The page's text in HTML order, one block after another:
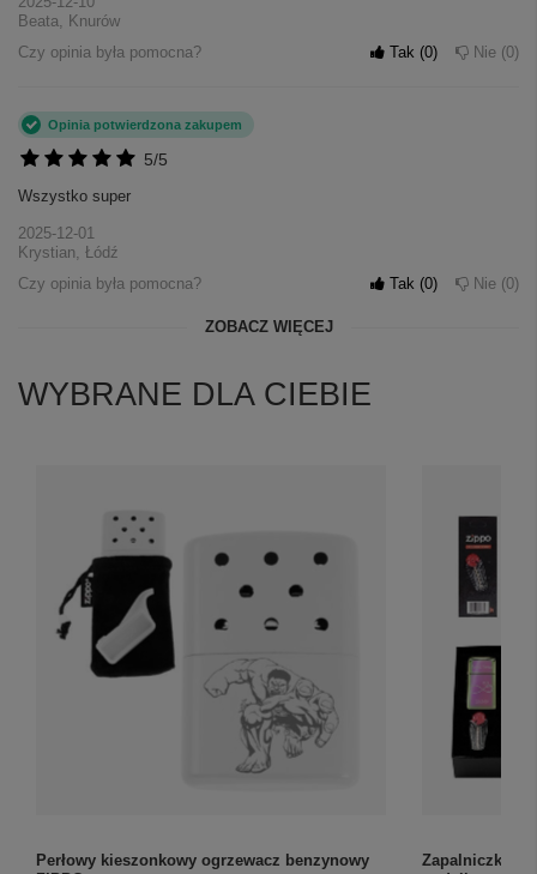
Beata, Knurów
Czy opinia była pomocna?
Tak 0 Nie 0
5/5
Opinia potwierdzona zakupem
Wszystko super
2025-12-01
Krystian, Łódź
Czy opinia była pomocna?
Tak 0 Nie 0
ZOBACZ WIĘCEJ
WYBRANE DLA CIEBIE
Perłowy kieszonkowy ogrzewacz benzynowy
Zapalniczka